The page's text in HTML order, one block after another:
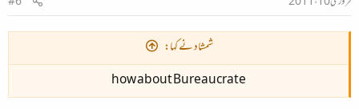
شمشاد نے کہا:
how about Bureaucrate